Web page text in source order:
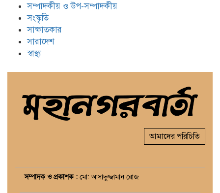
সম্পাদকীয় ও উপ-সম্পাদকীয়
সংস্কৃতি
সাক্ষাতকার
সারাদেশ
স্বাস্থ্য
আমাদের পরিচিতি
সম্পাদক ও প্রকাশক : মো: আসাদুজ্জামান রোজ